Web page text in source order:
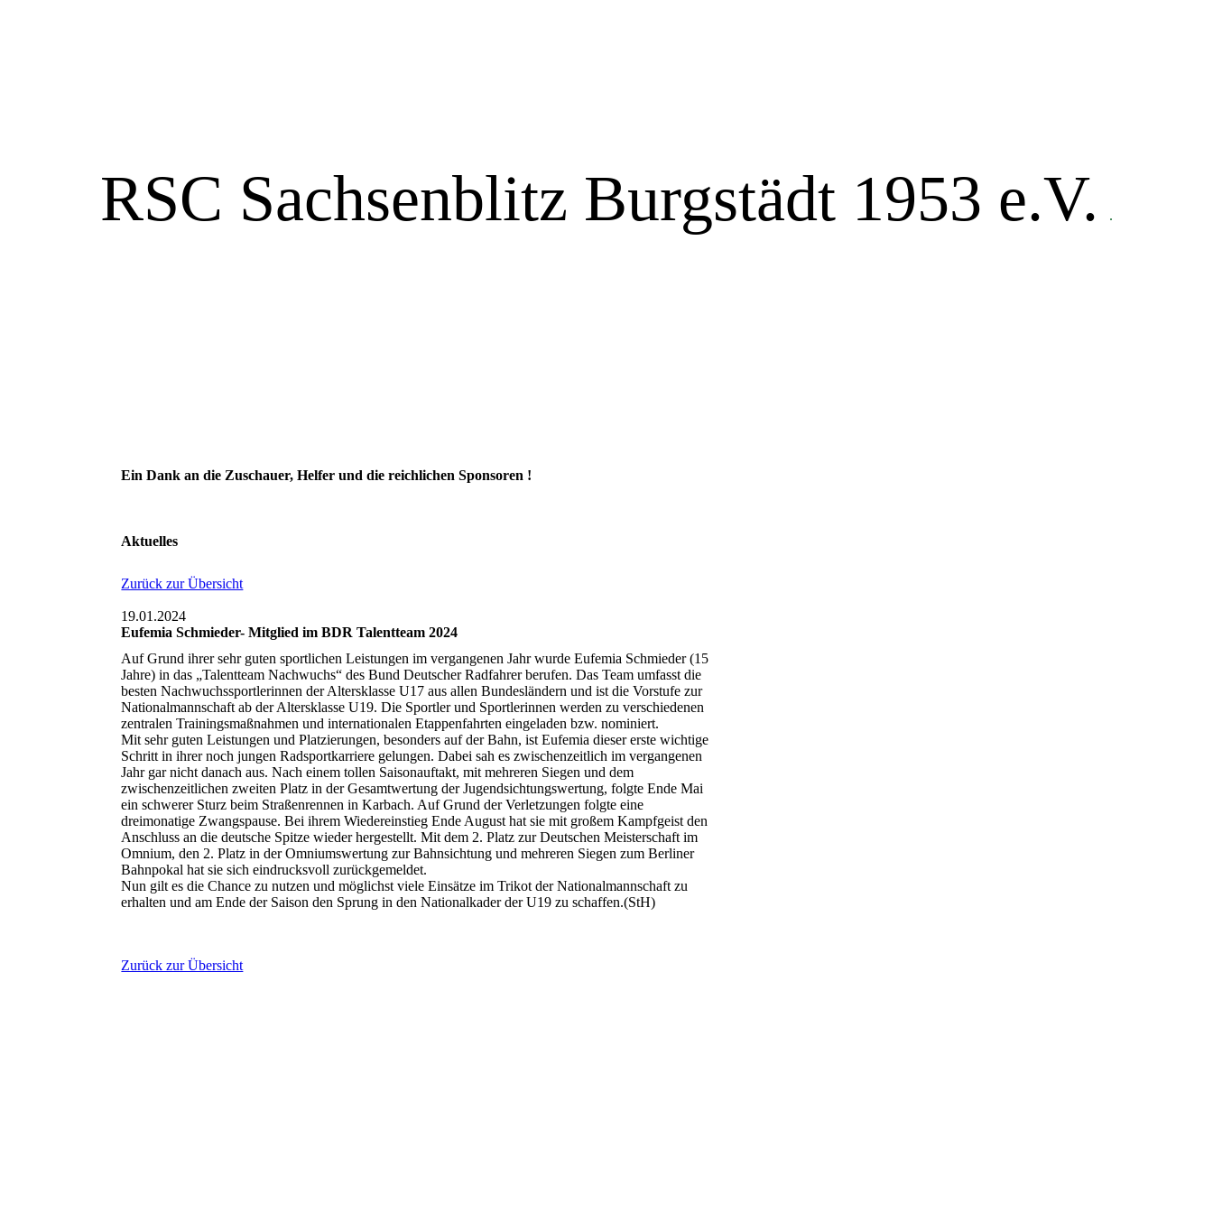
RSC Sachsenblitz Burgstädt 1953 e.V. .
Ein Dank an die Zuschauer, Helfer und die reichlichen Sponsoren !
Aktuelles
Zurück zur Übersicht
19.01.2024
Eufemia Schmieder- Mitglied im BDR Talentteam 2024
Auf Grund ihrer sehr guten sportlichen Leistungen im vergangenen Jahr wurde Eufemia Schmieder (15
Jahre) in das „Talentteam Nachwuchs“ des Bund Deutscher Radfahrer berufen. Das Team umfasst die
besten Nachwuchssportlerinnen der Altersklasse U17 aus allen Bundesländern und ist die Vorstufe zur
Nationalmannschaft ab der Altersklasse U19. Die Sportler und Sportlerinnen werden zu verschiedenen
zentralen Trainingsmaßnahmen und internationalen Etappenfahrten eingeladen bzw. nominiert.
Mit sehr guten Leistungen und Platzierungen, besonders auf der Bahn, ist Eufemia dieser erste wichtige
Schritt in ihrer noch jungen Radsportkarriere gelungen. Dabei sah es zwischenzeitlich im vergangenen
Jahr gar nicht danach aus. Nach einem tollen Saisonauftakt, mit mehreren Siegen und dem
zwischenzeitlichen zweiten Platz in der Gesamtwertung der Jugendsichtungswertung, folgte Ende Mai
ein schwerer Sturz beim Straßenrennen in Karbach. Auf Grund der Verletzungen folgte eine
dreimonatige Zwangspause. Bei ihrem Wiedereinstieg Ende August hat sie mit großem Kampfgeist den
Anschluss an die deutsche Spitze wieder hergestellt. Mit dem 2. Platz zur Deutschen Meisterschaft im
Omnium, den 2. Platz in der Omniumswertung zur Bahnsichtung und mehreren Siegen zum Berliner
Bahnpokal hat sie sich eindrucksvoll zurückgemeldet.
Nun gilt es die Chance zu nutzen und möglichst viele Einsätze im Trikot der Nationalmannschaft zu
erhalten und am Ende der Saison den Sprung in den Nationalkader der U19 zu schaffen.(StH)
Zurück zur Übersicht